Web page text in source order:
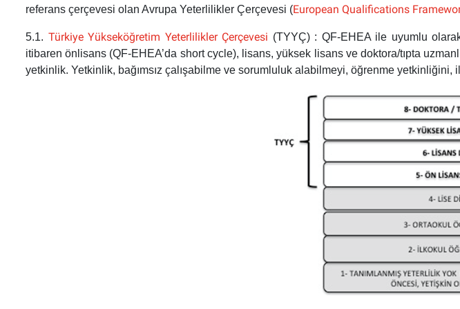
referans çerçevesi olan Avrupa Yeterlilikler Çerçevesi (European Qualifications
5.1. Türkiye Yükseköğretim Yeterlilikler Çerçevesi (TYYÇ) : QF-EHEA ile uyumlu
itibaren önlisans (QF-EHEA’da short cycle), lisans, yüksek lisans ve doktora/tıpta
yetkinlik. Yetkinlik, bağımsız çalışabilme ve sorumluluk alabilmeyi, öğrenme